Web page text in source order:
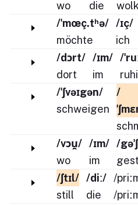
wo
die
/ˈmœç.tʰə/
möchte
/ɪç/
ich
/dɔrt/
dort
/ɪm/
im
/
/ˈʃvəɪgən/
schweigen
/
/vɔu̯/
wo
/ɪm/
im
/
/ʃtɪl/
still
/diː/
die
/
/